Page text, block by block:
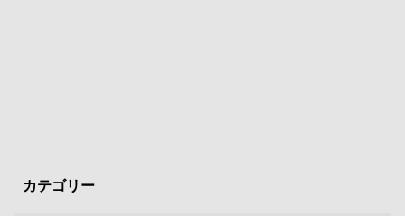
カテゴリー